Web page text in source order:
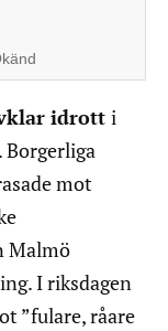
idrott i
Borgerliga
mot
Malmö
I riksdagen
”fulare, råare